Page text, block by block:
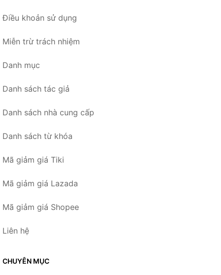
Điều khoản sử dụng
Miễn trừ trách nhiệm
Danh mục
Danh sách tác giả
Danh sách nhà cung cấp
Danh sách từ khóa
Mã giảm giá Tiki
Mã giảm giá Lazada
Mã giảm giá Shopee
Liên hệ
CHUYÊN MỤC